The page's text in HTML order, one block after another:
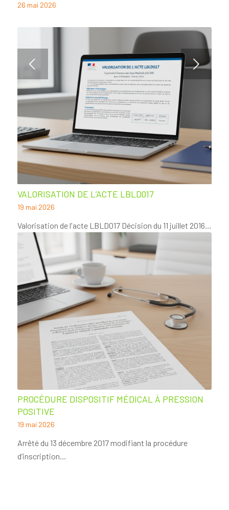
26 mai 2026
VALORISATION DE L’ACTE LBLD017
19 mai 2026
Valorisation de l'acte LBLD017 Décision du 11 juillet 2016…
PROCÉDURE DISPOSITIF MÉDICAL À PRESSION
POSITIVE
19 mai 2026
Arrêté du 13 décembre 2017 modifiant la procédure
d’inscription…
Suivant